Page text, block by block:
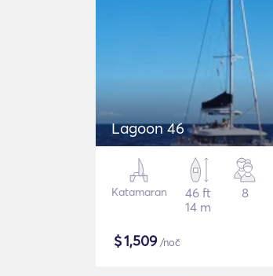
Lagoon 46
Katamaran
46 ft
14 m
8
$1,509/noč